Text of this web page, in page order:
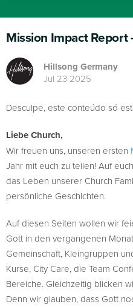
Mission Impact
Hillsong Germany
Jul 23 2025
Desculpe, este conteúdo só
Liebe Church,
Wir freuen uns, unseren ersten
Jahr mit euch zu teilen! Auf
das Leben unserer Church
persönliche Geschichten.
Auf diesen Seiten wollen wir
Gott in den vergangenen
Gemeinschaft, Kleingruppen
Kurse, City Care, die Team
Bereiche. Gleichzeitig blicken
Denn wir glauben, dass Gott